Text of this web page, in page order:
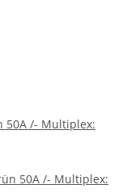
50A /- Multiplex: